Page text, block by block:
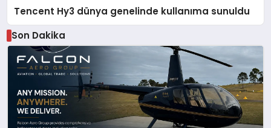
Tencent Hy3 dünya genelinde kullanıma sunuldu
Son Dakika